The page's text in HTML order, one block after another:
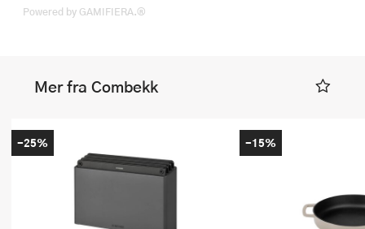
Powered by GAMIFIERA.®
Mer fra Combekk
-25% -15%